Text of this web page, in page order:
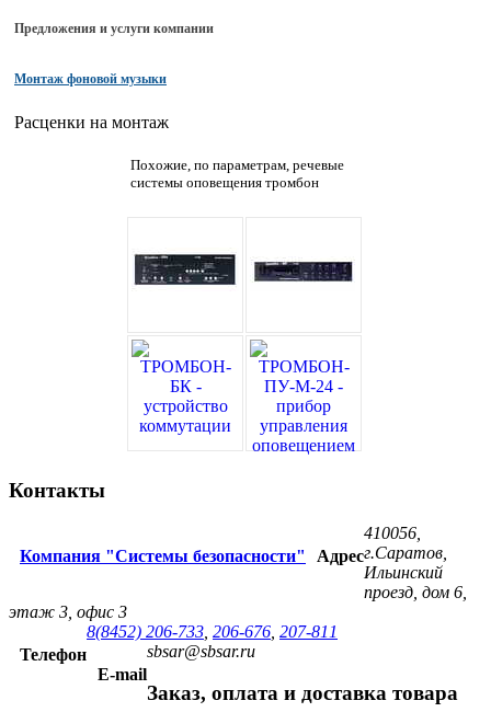
Предложения и услуги компании
Монтаж фоновой музыки
Расценки на монтаж
Похожие, по параметрам, речевые
системы оповещения тромбон
Контакты
Компания "Системы безопасности" Адрес
410056,
г.Саратов,
Ильинский
проезд, дом 6,
этаж 3, офис 3
Телефон
8(8452) 206-733 206-676 207-811
E-mail
sbsar@sbsar.ru
Заказ, оплата и доставка товара